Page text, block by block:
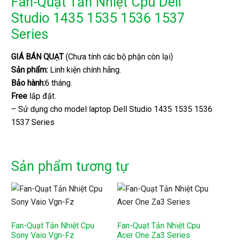
Studio 1435 1535 1536 1537
Series
GIÁ BÁN QUẠT(Chưa tính các bộ phận còn lại)
Sản phẩm: Linh kiện chính hãng.
Bảo hành:6 tháng.
Free lắp đặt.
– Sử dụng cho model laptop Dell Studio 1435 1535 1536
1537 Series
Sản phẩm tương tự
Fan-Quạt Tản Nhiệt Cpu
Sony Vaio Vgn-Fz
Fan-Quạt Tản Nhiệt Cpu
Acer One Za3 Series